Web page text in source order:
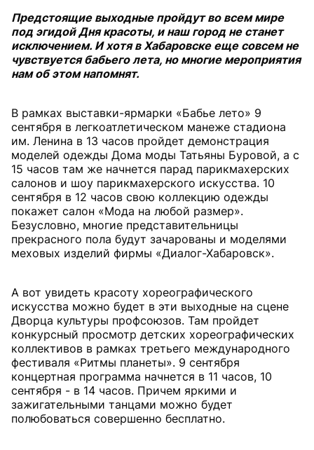
Предстоящие выходные пройдут во всем мире
под эгидой Дня красоты, и наш город не станет
исключением. И хотя в Хабаровске еще совсем не
чувствуется бабьего лета, но многие мероприятия
нам об этом напомнят.
В рамках выставки-ярмарки «Бабье лето» 9
сентября в легкоатлетическом манеже стадиона
им. Ленина в 13 часов пройдет демонстрация
моделей одежды Дома моды Татьяны Буровой, а с
15 часов там же начнется парад парикмахерских
салонов и шоу парикмахерского искусства. 10
сентября в 12 часов свою коллекцию одежды
покажет салон «Мода на любой размер».
Безусловно, многие представительницы
прекрасного пола будут зачарованы и моделями
меховых изделий фирмы «Диалог-Хабаровск».
А вот увидеть красоту хореографического
искусства можно будет в эти выходные на сцене
Дворца культуры профсоюзов. Там пройдет
конкурсный просмотр детских хореографических
коллективов в рамках третьего международного
фестиваля «Ритмы планеты». 9 сентября
концертная программа начнется в 11 часов, 10
сентября - в 14 часов. Причем яркими и
зажигательными танцами можно будет
полюбоваться совершенно бесплатно.